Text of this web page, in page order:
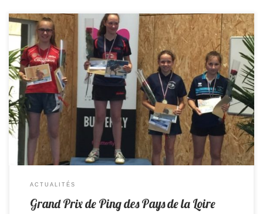
Ce week-end se déroulait le Grand Prix de Ping des Pays de la Loire.
Cette compétition réunie les 16 meilleures joueurs des Pays de la loire
de chaque catégories. Deux joueuses du clubs étaient qualifiées, Léa
et Léonie en minimes Filles. Léonie partait 4ème de poule, elle réussit
à finir […]
ACTUALITÉS
Grand Prix de Ping des Pays de la Loire